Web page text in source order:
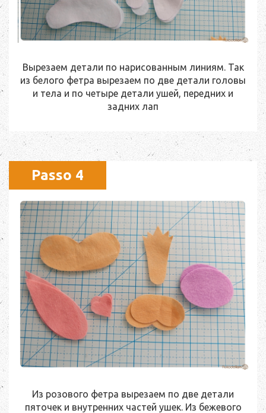
Вырезаем детали по нарисованным линиям. Так
из белого фетра вырезаем по две детали головы
и тела и по четыре детали ушей, передних и
задних лап
Passo 4
Из розового фетра вырезаем по две детали
пяточек и внутренних частей ушек. Из бежевого